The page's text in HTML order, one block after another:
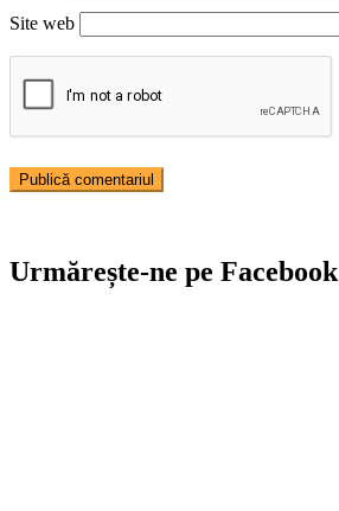
Site web
Urmărește-ne pe Facebook